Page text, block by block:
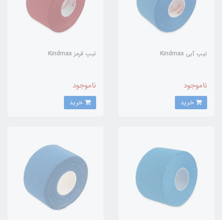
تیپ آبی Kindmax
ناموجود
تیپ قرمز Kindmax
ناموجود